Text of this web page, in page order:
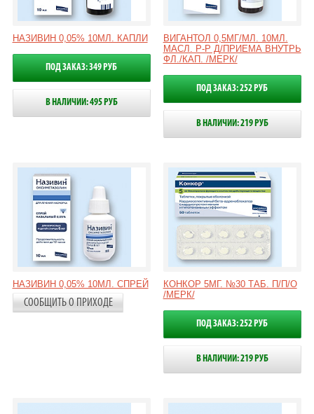
НАЗИВИН 0,05% 10МЛ. КАПЛИ
ПОД ЗАКАЗ: 349 РУБ
В НАЛИЧИИ: 495 РУБ
ВИГАНТОЛ 0,5МГ/МЛ. 10МЛ.
МАСЛ. Р-Р Д/ПРИЕМА ВНУТРЬ
ФЛ./КАП. /МЕРК/
ПОД ЗАКАЗ: 252 РУБ
В НАЛИЧИИ: 219 РУБ
НАЗИВИН 0,05% 10МЛ. СПРЕЙ
СООБЩИТЬ О ПРИХОДЕ
КОНКОР 5МГ. №30 ТАБ. П/П/О
/МЕРК/
ПОД ЗАКАЗ: 252 РУБ
В НАЛИЧИИ: 219 РУБ